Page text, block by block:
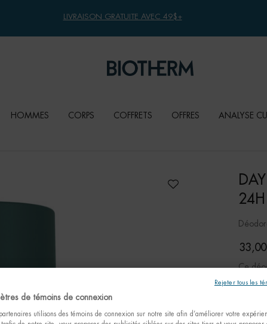
LIVRAISON GRATUITE AVEC 49$+
HOMMES CORPS COFFRETS OFFRES ANALYSE
24H
Ce
de témoins de connexion
utilisons des témoins de connexion sur notre site afin d’améliorer votre
Rejeter tous les